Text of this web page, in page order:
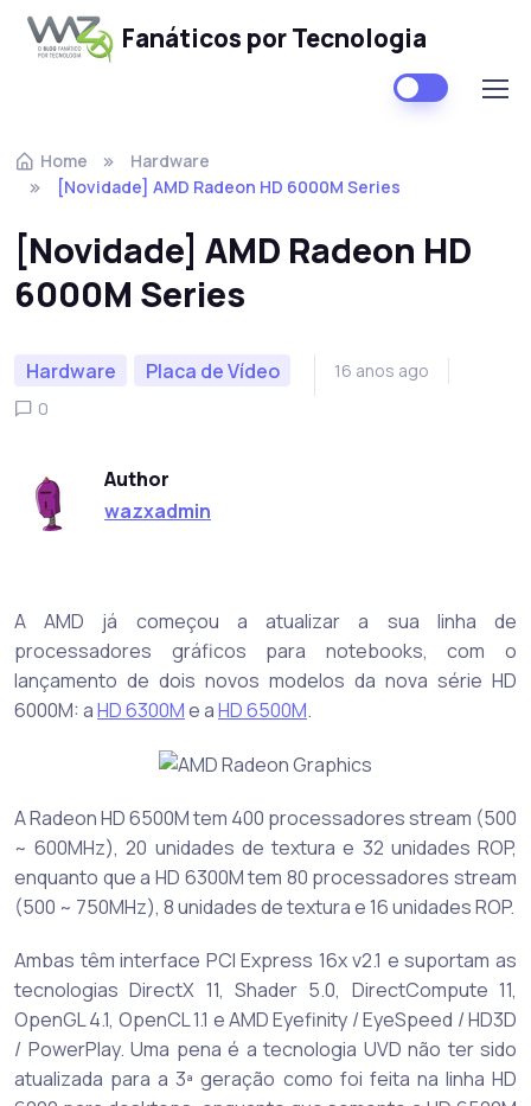
Fanáticos por Tecnologia
Home
Hardware
[Novidade] AMD Radeon HD 6000M Series
[Novidade] AMD Radeon HD
6000M Series
Hardware Placa de Vídeo
16 anos ago
0
Author
wazxadmin
A AMD já começou a atualizar a sua linha de
processadores gráficos para notebooks, com o
lançamento de dois novos modelos da nova série HD
6000M: aHD 6300Me aHD 6500M.
A Radeon HD 6500M tem 400 processadores stream (500
~ 600MHz), 20 unidades de textura e 32 unidades ROP,
enquanto que a HD 6300M tem 80 processadores stream
(500 ~ 750MHz), 8 unidades de textura e 16 unidades ROP.
Ambas têm interface PCI Express 16x v2.1 e suportam as
tecnologias DirectX 11, Shader 5.0, DirectCompute 11,
OpenGL 4.1, OpenCL 1.1 e AMD Eyefinity / EyeSpeed / HD3D
/ PowerPlay. Uma pena é a tecnologia UVD não ter sido
atualizada para a 3ª geração como foi feita na linha HD